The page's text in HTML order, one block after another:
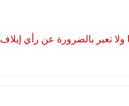
ولا تعبر بالضرورة عن رأي إيلاف